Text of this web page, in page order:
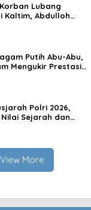
Lubang
Kaltim, Abdulloh
Putih Abu-Abu,
Mengukir Prestasi
Polri 2026,
Sejarah dan
View More